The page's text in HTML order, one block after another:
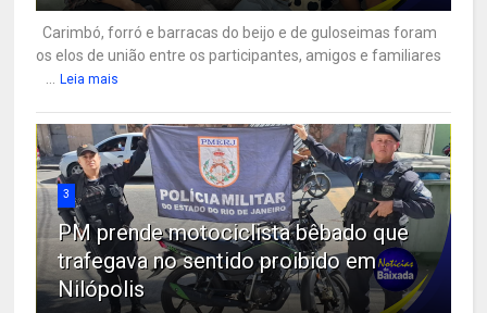
Carimbó, forró e barracas do beijo e de guloseimas foram
os elos de união entre os participantes, amigos e familiares
Leia mais
3
PM prende motociclista bêbado que
trafegava no sentido proibido em
Nilópolis